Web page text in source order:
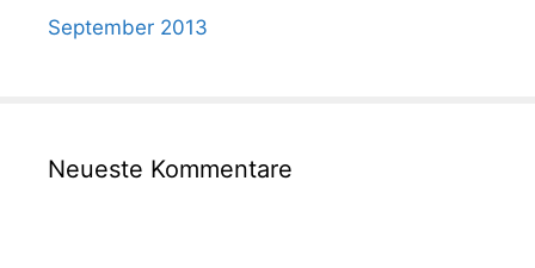
September 2013
Neueste Kommentare